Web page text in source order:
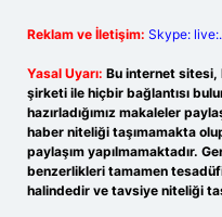
Reklam ve İletişim: Skype:
Yasal Uyarı: Bu internet sitesi,
şirketi ile hiçbir bağlantısı
hazırladığımız makaleler
haber niteliği taşımamakta
paylaşım yapılmamaktadır.
benzerlikleri tamamen
halindedir ve tavsiye niteliği